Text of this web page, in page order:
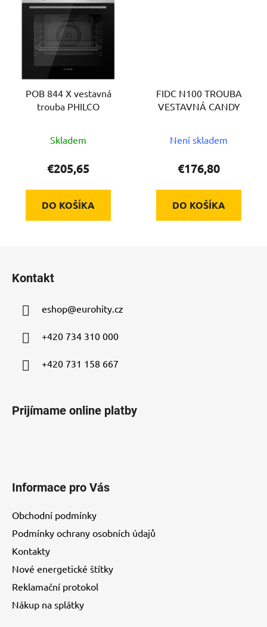
POB 844 X vestavná
trouba PHILCO
Skladem
€205,65
DO KOŠÍKA
FIDC N100 TROUBA
VESTAVNÁ CANDY
Není skladem
€176,80
DO KOŠÍKA
Kontakt
eshop@eurohity.cz
+420 734 310 000
+420 731 158 667
Prijímame online platby
Informace pro Vás
Obchodní podmínky
Podmínky ochrany osobních údajů
Kontakty
Nové energetické štítky
Reklamační protokol
Nákup na splátky